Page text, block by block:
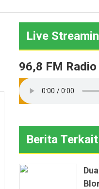
Live
96,8 FM Radio
Berita Terkait